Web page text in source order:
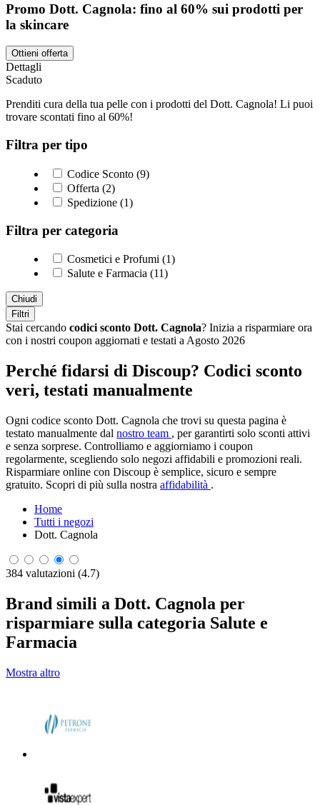
Promo Dott. Cagnola: fino al 60% sui prodotti per
la skincare
Ottieni offerta
Dettagli
Scaduto
Prenditi cura della tua pelle con i prodotti del Dott. Cagnola! Li puoi
trovare scontati fino al 60%!
Filtra per tipo
Codice Sconto (9)
Offerta (2)
Spedizione (1)
Filtra per categoria
Cosmetici e Profumi (1)
Salute e Farmacia (11)
Chiudi
Filtri
Stai cercando codici sconto Dott. Cagnola? Inizia a risparmiare ora
con i nostri coupon aggiornati e testati a Agosto 2026
Perché fidarsi di Discoup? Codici sconto
veri, testati manualmente
Ogni codice sconto Dott. Cagnola che trovi su questa pagina è
testato manualmente dal nostro team , per garantirti solo sconti attivi
e senza sorprese. Controlliamo e aggiorniamo i coupon
regolarmente, scegliendo solo negozi affidabili e promozioni reali.
Risparmiare online con Discoup è semplice, sicuro e sempre
gratuito. Scopri di più sulla nostra affidabilità .
Home
Tutti i negozi
Dott. Cagnola
384 valutazioni (4.7)
Brand simili a Dott. Cagnola per
risparmiare sulla categoria Salute e
Farmacia
Mostra altro